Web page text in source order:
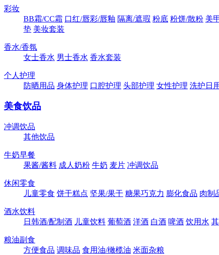
彩妆
BB霜/CC霜 口红/唇彩/唇釉 隔离/遮瑕 粉底 粉饼/散粉 美
垫 美妆套装
香水/香氛
女士香水 男士香水 香水套装
个人护理
防晒用品 身体护理 口腔护理 头部护理 女性护理 洗护日
美食饮品
冲调饮品
其他饮品
牛奶早餐
果酱/酱料 成人奶粉 牛奶 麦片 冲调饮品
休闲零食
儿童零食 饼干糕点 坚果/果干 糖果巧克力 膨化食品 肉制
酒水饮料
日韩酒/配制酒 儿童饮料 葡萄酒 洋酒 白酒 啤酒 饮用水
粮油副食
方便食品 调味品 食用油/橄榄油 米面杂粮